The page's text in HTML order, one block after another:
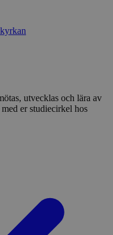
utvecklas och lära av
er studiecirkel hos